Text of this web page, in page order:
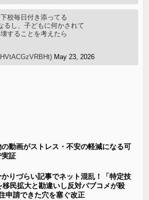
校毎日付き添ってる
るし、子どもに何かされて
することを考えたら
May 23, 2026
の動画がストレス・不安の軽減になる可
実証
かりづらい記事でネット混乱！「特定技
民拡大と勘違いし反対パブコメが殺
請できた穴を塞ぐ改正